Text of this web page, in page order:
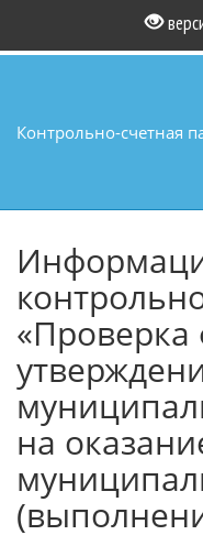
Контрольно-счетная
на